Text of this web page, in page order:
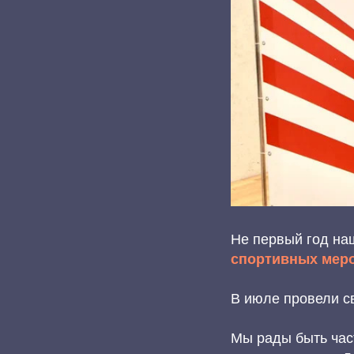
Не первый год
спортивных
В июле провели
Мы рады быть